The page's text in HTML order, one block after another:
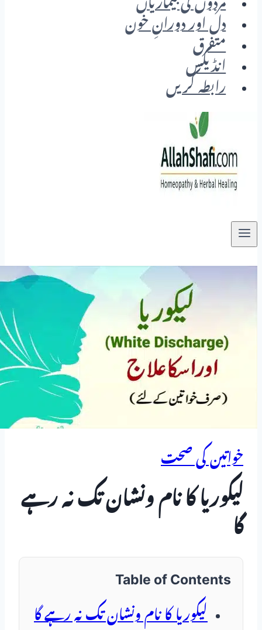
مردوں کی بیماریاں
دل اور دورانِ خون
متفرق
انڈیکس
رابطہ کریں
خواتین کی صحت
لیکوریا کا نام ونشان تک نہ رہے
گا
Table of Contents
لیکوریا کا نام ونشان تک نہ رہے گا